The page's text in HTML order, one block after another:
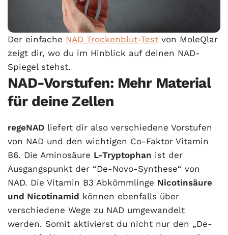
Der einfache NAD Trockenblut-Test von MoleQlar
zeigt dir, wo du im Hinblick auf deinen NAD-
Spiegel stehst.
NAD-Vorstufen: Mehr Material
für deine Zellen
regeNAD liefert dir also verschiedene Vorstufen
von NAD und den wichtigen Co-Faktor Vitamin
B6. Die Aminosäure L-Tryptophan ist der
Ausgangspunkt der “De-Novo-Synthese“ von
NAD. Die Vitamin B3 Abkömmlinge Nicotinsäure
und Nicotinamid können ebenfalls über
verschiedene Wege zu NAD umgewandelt
werden. Somit aktivierst du nicht nur den „De-